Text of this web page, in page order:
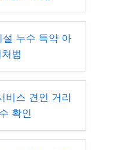
설 누수 특약 아
법
비스 견인 거리
확인